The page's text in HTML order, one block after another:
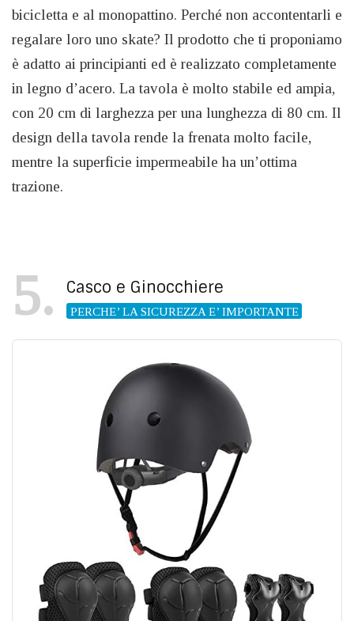
bicicletta e al monopattino. Perché non accontentarli e
regalare loro uno skate? Il prodotto che ti proponiamo
è adatto ai principianti ed è realizzato completamente
in legno d’acero. La tavola è molto stabile ed ampia,
con 20 cm di larghezza per una lunghezza di 80 cm. Il
design della tavola rende la frenata molto facile,
mentre la superficie impermeabile ha un’ottima
trazione.
5 Casco e Ginocchiere
PERCHE’ LA SICUREZZA E’ IMPORTANTE